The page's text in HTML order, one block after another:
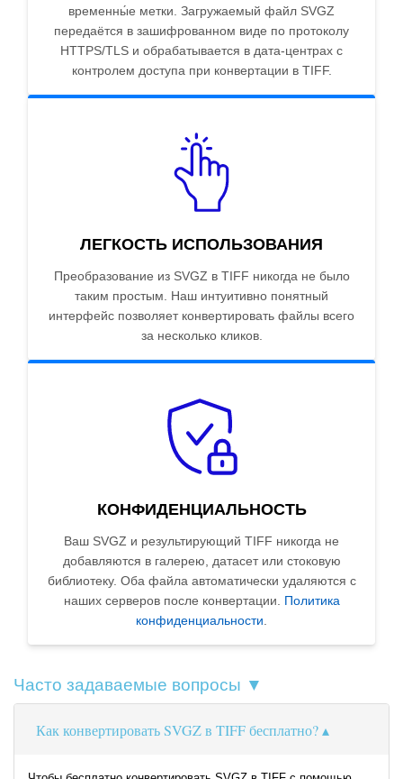
временны́е метки. Загружаемый файл SVGZ
передаётся в зашифрованном виде по протоколу
HTTPS/TLS и обрабатывается в дата-центрах с
контролем доступа при конвертации в TIFF.
ЛЕГКОСТЬ ИСПОЛЬЗОВАНИЯ
Преобразование из SVGZ в TIFF никогда не было
таким простым. Наш интуитивно понятный
интерфейс позволяет конвертировать файлы всего
за несколько кликов.
КОНФИДЕНЦИАЛЬНОСТЬ
Ваш SVGZ и результирующий TIFF никогда не
добавляются в галерею, датасет или стоковую
библиотеку. Оба файла автоматически удаляются с
наших серверов после конвертации. Политика
конфиденциальности.
Часто задаваемые вопросы ▼
Как конвертировать SVGZ в TIFF бесплатно?